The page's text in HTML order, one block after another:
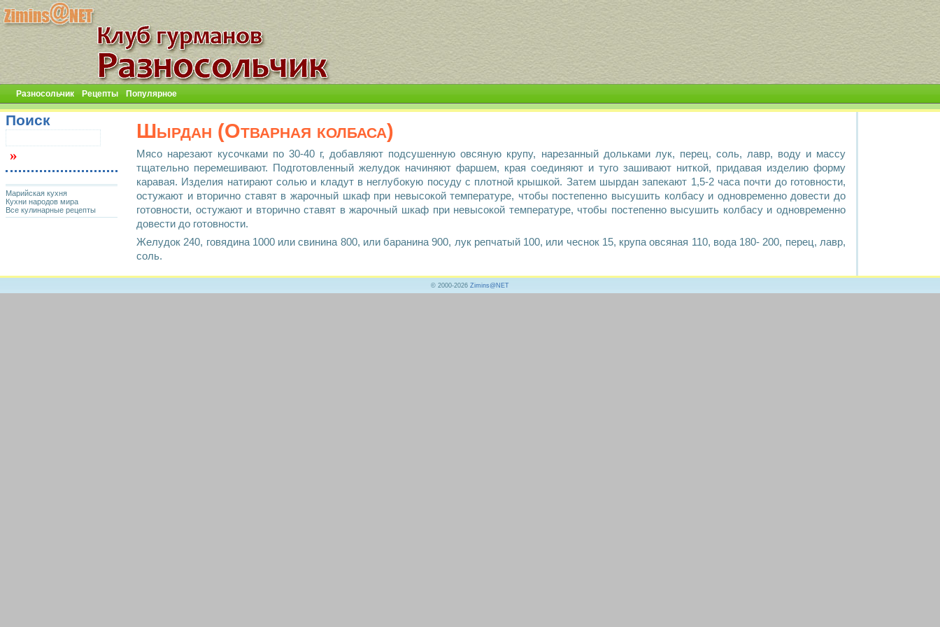
Разносольчик Рецепты Популярное
Шырдан (Отварная колбаса)
Мясо нарезают кусочками по 30-40 г, добавляют подсушенную овсяную крупу, нарезанный дольками лук, перец, соль, лавр, воду и массу
тщательно перемешивают. Подготовленный желудок начиняют фаршем, края соединяют и туго зашивают ниткой, придавая изделию форму
каравая. Изделия натирают солью и кладут в неглубокую посуду с плотной крышкой. Затем шырдан запекают 1,5-2 часа почти до готовности,
остужают и вторично ставят в жарочный шкаф при невысокой температуре, чтобы постепенно высушить колбасу и одновременно довести до
готовности, остужают и вторично ставят в жарочный шкаф при невысокой температуре, чтобы постепенно высушить колбасу и одновременно
довести до готовности.
Желудок 240, говядина 1000 или свинина 800, или баранина 900, лук репчатый 100, или чеснок 15, крупа овсяная 110, вода 180- 200, перец, лавр,
соль.
Поиск
Марийская кухня
Кухни народов мира
Все кулинарные рецепты
© 2000-2026 Zimins@NET